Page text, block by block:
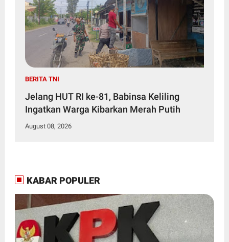
BERITA TNI
Jelang HUT RI ke-81, Babinsa Keliling
Ingatkan Warga Kibarkan Merah Putih
August 08, 2026
KABAR POPULER